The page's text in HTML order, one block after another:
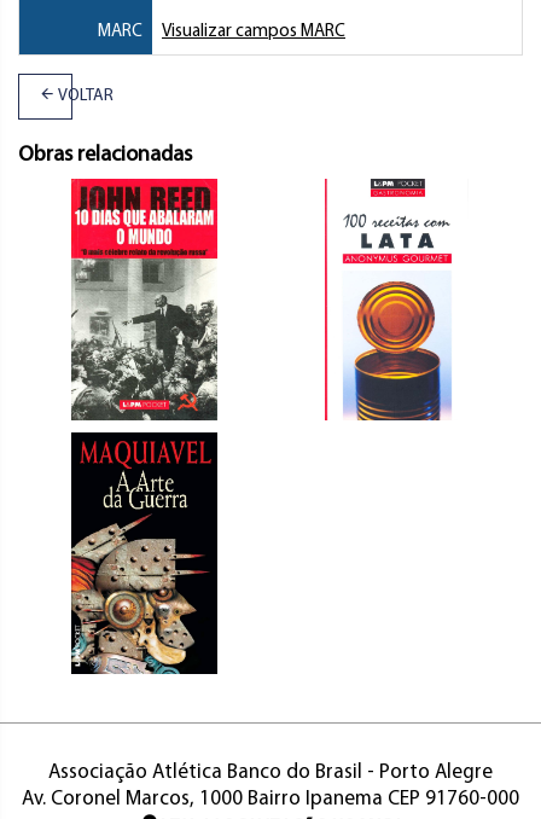
MARC Visualizar campos MARC
VOLTAR
Obras relacionadas
Associação Atlética Banco do Brasil - Porto Alegre
Av. Coronel Marcos, 1000 Bairro Ipanema CEP 91760-000